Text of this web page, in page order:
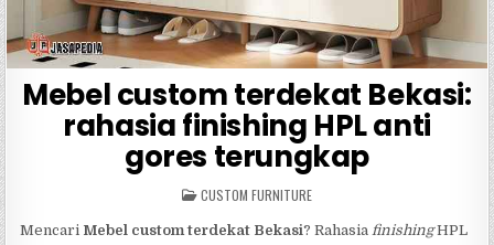
Mebel custom terdekat Bekasi:
rahasia finishing HPL anti
gores terungkap
POSTED
IN
CUSTOM FURNITURE
Mencari Mebel custom terdekat Bekasi? RahasiafinishingHPL